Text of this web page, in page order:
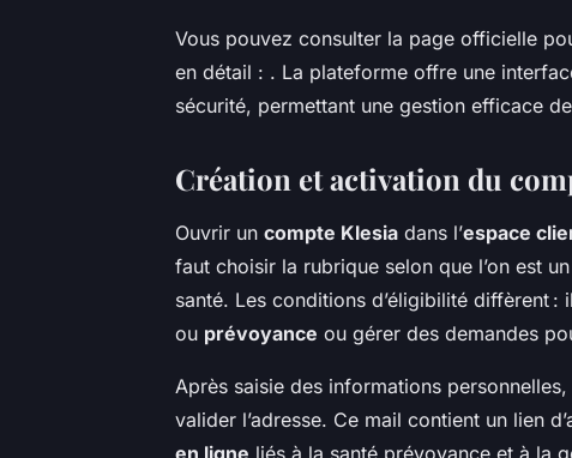
Vous pouvez consulter la page officielle
en détail : . La plateforme offre une
sécurité, permettant une gestion efficace
Création et activation du
Ouvrir un compte Klesia dans l’espace
faut choisir la rubrique selon que l’on est
santé. Les conditions d’éligibilité diffèrent
ou prévoyance ou gérer des demandes
Après saisie des informations
valider l’adresse. Ce mail contient un lien